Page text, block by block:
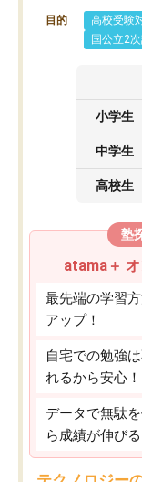
目的 高校受験
国公立2
小学生
中学生
高校生
塾
atama＋
最先端の学習
アップ！
自宅での勉強
れるから安心！
データで無駄
ら成績が伸びる